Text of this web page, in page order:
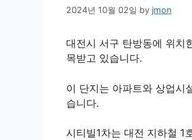
2024년 10월 02일 by jmon
대전시 서구 탄방동에 위치
목받고 있습니다.
이 단지는 아파트와 상업시
습니다.
시티빌1차는 대전 지하철 1